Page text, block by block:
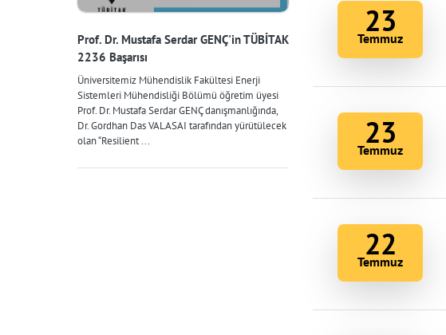
Prof. Dr. Mustafa Serdar GENÇ'in TÜBİTAK
2236 Başarısı
Üniversitemiz Mühendislik Fakültesi Enerji
Sistemleri Mühendisliği Bölümü öğretim üyesi
Prof. Dr. Mustafa Serdar GENÇ danışmanlığında,
Dr. Gordhan Das VALASAI tarafından yürütülecek
olan “Resilient ...
23
Temmuz
23
Temmuz
22
Temmuz